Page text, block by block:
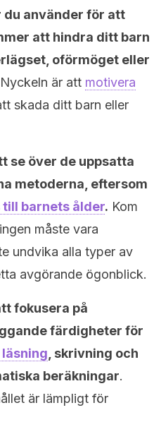
använder för att
att hindra ditt barn
oförmöget eller
är att motivera
skada ditt barn eller
se över de uppsatta
metoderna, eftersom
till barnets ålder. Kom
måste vara
undvika alla typer av
avgörande ögonblick.
fokusera på
färdigheter för
, skrivning och
beräkningar.
är lämpligt för